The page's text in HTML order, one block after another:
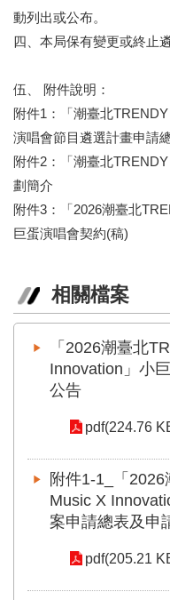
市
政
府
府
公
開
資
訊
著
作
明
隱
動列出或公布。
四、本局保有變更或終止
伍、 附件說明：
附件1：「潮臺北
演唱會節目遴選計畫申請
附件2：「潮臺北
劃簡介
附件3：「2026潮臺北
巨蛋演唱會契約(稿)
相關檔案
「2026潮臺北
Innovation」小
公告
pdf(224.76
附件1-1_「
Music X
案申請總表及申
pdf(205.21